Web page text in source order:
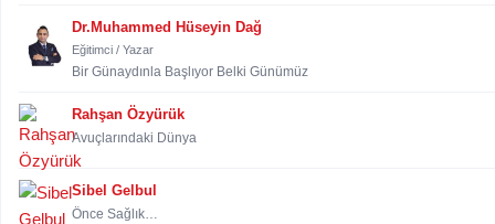
Dr.Muhammed Hüseyin Dağ
Eğitimci / Yazar
Bir Günaydınla Başlıyor Belki Günümüz
Rahşan Özyürük
Avuçlarındaki Dünya
Sibel Gelbul
Önce Sağlık…